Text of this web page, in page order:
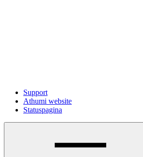
Support
Athumi website
Statuspagina